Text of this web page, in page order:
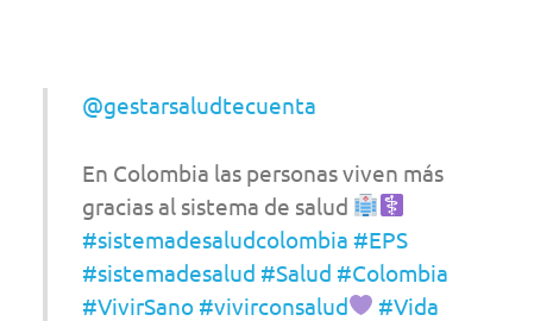
@gestarsaludtecuenta
En Colombia las personas viven más
gracias al sistema de salud
#sistemadesaludcolombia #EPS
#sistemadesalud #Salud #Colombia
#VivirSano #vivirconsalud
#Vida